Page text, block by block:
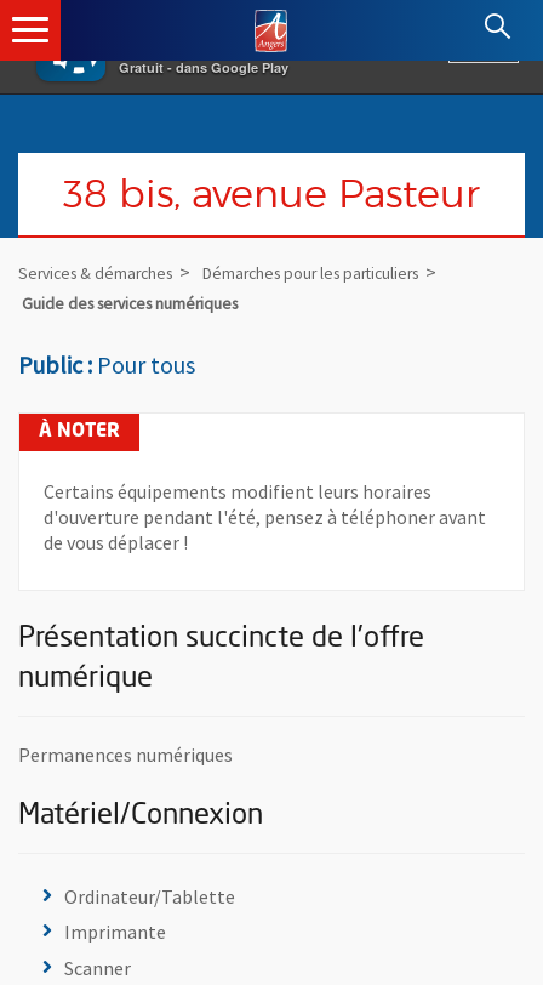
×
Gratuit - dans Google Play
Angers.fr : Retour à l'accueil
38 bis, avenue Pasteur
Services & démarches
Démarches pour les particuliers
Guide des services numériques
Public : Pour tous
Certains équipements modifient leurs horaires
d'ouverture pendant l'été, pensez à téléphoner avant
de vous déplacer !
Présentation succincte de l'offre
numérique
Permanences numériques
Matériel/Connexion
Ordinateur/Tablette
Imprimante
Scanner